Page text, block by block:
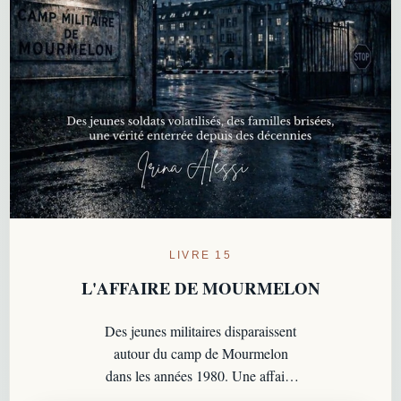
LIVRE 15
L'AFFAIRE DE MOURMELON
Des jeunes militaires disparaissent
autour du camp de Mourmelon
dans les années 1980. Une affaire